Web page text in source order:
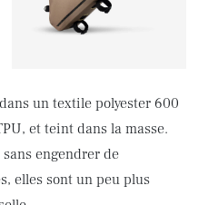
un textile polyester 600
et teint dans la masse.
engendrer de
elles sont un peu plus